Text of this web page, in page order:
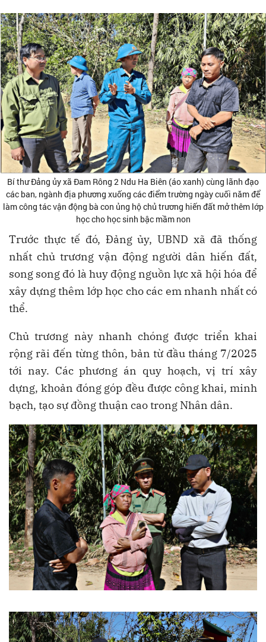
Bí thư Đảng ủy xã Đam Rông 2 Ndu Ha Biên (áo xanh) cùng lãnh đạo
các ban, ngành địa phương xuống các điểm trường ngày cuối năm để
làm công tác vận động bà con ủng hộ chủ trương hiến đất mở thêm lớp
học cho học sinh bậc mầm non
Trước thực tế đó, Đảng ủy, UBND xã đã thống
nhất chủ trương vận động người dân hiến đất,
song song đó là huy động nguồn lực xã hội hóa để
xây dựng thêm lớp học cho các em nhanh nhất có
thể.
Chủ trương này nhanh chóng được triển khai
rộng rãi đến từng thôn, bản từ đầu tháng 7/2025
tới nay. Các phương án quy hoạch, vị trí xây
dựng, khoản đóng góp đều được công khai, minh
bạch, tạo sự đồng thuận cao trong Nhân dân.